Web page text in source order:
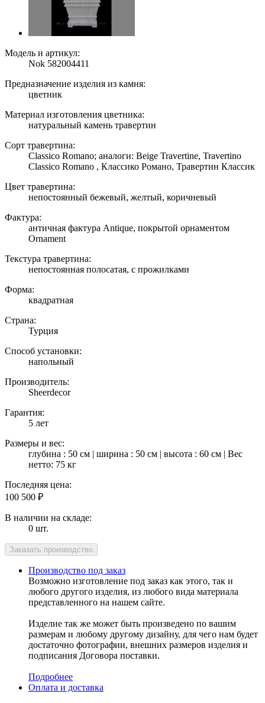
Модель и артикул:
Nok 582004411
Предназначение изделия из камня:
цветник
Материал изготовления цветника:
натуральный камень травертин
Сорт травертина:
Classico Romano; аналоги: Beige Travertine, Travertino
Classico Romano , Классико Романо, Травертин Классик
Цвет травертина:
непостоянный бежевый, желтый, коричневый
Фактура:
античная фактура Antique, покрытой орнаментом
Ornament
Текстура травертина:
непостоянная полосатая, с прожилками
Форма:
квадратная
Страна:
Турция
Способ установки:
напольный
Производитель:
Sheerdecor
Гарантия:
5 лет
Размеры и вес:
глубина : 50 см | ширина : 50 см | высота : 60 см | Вес
нетто: 75 кг
Последняя цена:
100 500 ₽
В наличии на складе:
0 шт.
Производство под заказ
Возможно изготовление под заказ как этого, так и
любого другого изделия, из любого вида материала
представленного на нашем сайте.
Изделие так же может быть произведено по вашим
размерам и любому другому дизайну, для чего нам будет
достаточно фотографии, внешних размеров изделия и
подписания Договора поставки.
Подробнее
Оплата и доставка